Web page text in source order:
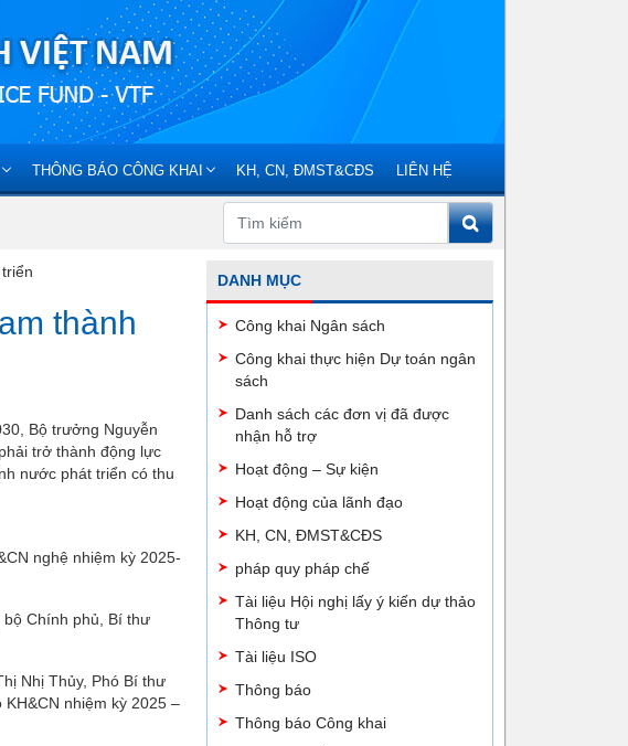
THÔNG BÁO CÔNG KHAI KH, CN, ĐMST&CĐS LIÊN HỆ
thành
Bộ trưởng Nguyễn
trở thành động lực
nước phát triển có thu
nghệ nhiệm kỳ 2025-
Chính phủ, Bí thư
Nhị Thủy, Phó Bí thư
nhiệm kỳ 2025 –
DANH MỤC
Công khai Ngân sách
Công khai thực hiện Dự toán ngân
sách
Danh sách các đơn vị đã được
nhận hỗ trợ
Hoạt động – Sự kiện
Hoạt động của lãnh đạo
KH, CN, ĐMST&CĐS
pháp quy pháp chế
Tài liệu Hội nghị lấy ý kiến dự thảo
Thông tư
Tài liệu ISO
Thông báo
Thông báo Công khai